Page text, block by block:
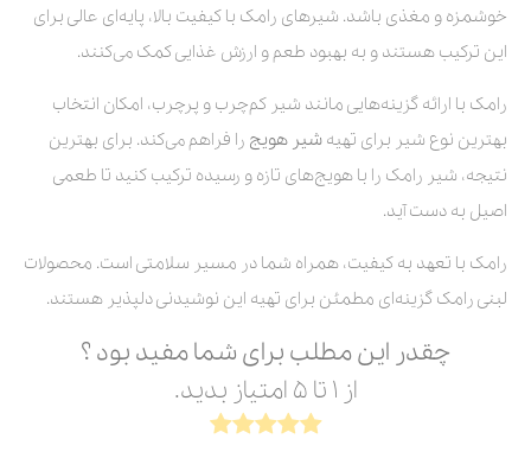
خوشمزه و مغذی باشد. شیرهای رامک با کیفیت بالا، پایه‌ای عالی برای
این ترکیب هستند و به بهبود طعم و ارزش غذایی کمک می‌کنند.
رامک با ارائه گزینه‌هایی مانند شیر کم‌چرب و پرچرب، امکان انتخاب
بهترین نوع شیر برای تهیه شیر هویج را فراهم می‌کند. برای بهترین
نتیجه، شیر رامک را با هویج‌های تازه و رسیده ترکیب کنید تا طعمی
اصیل به دست آید.
رامک با تعهد به کیفیت، همراه شما در مسیر سلامتی است. محصولات
لبنی رامک گزینه‌ای مطمئن برای تهیه این نوشیدنی دلپذیر هستند.
چقدر این مطلب برای شما مفید بود ؟
از ۱ تا ۵ امتیاز بدید.